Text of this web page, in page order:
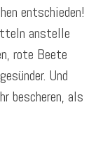
entschieden!
anstelle
rote Beete
Und
bescheren, als